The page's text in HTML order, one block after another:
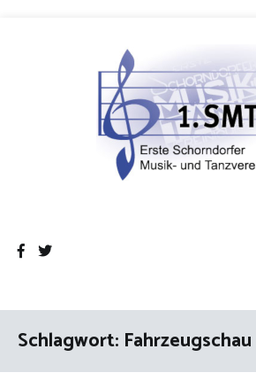
Schlagwort: Fahrzeugschau